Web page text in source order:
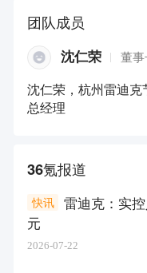
团队成员
沈仁荣 董事
沈仁荣，杭州雷迪
总经理
36氪报道
雷迪克：实
元
快讯
2026-07-22